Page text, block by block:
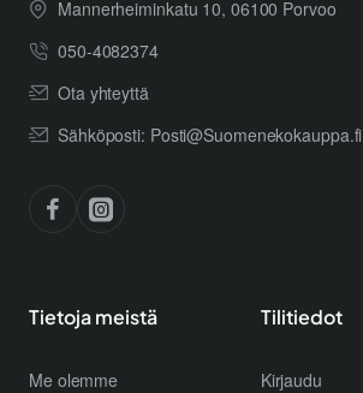
Mannerheiminkatu 10, 06100 Porvoo
050-4082374
Ota yhteyttä
Sähköposti: Posti@Suomenekokauppa.fi
Tietoja meistä
Me olemme
Tilitiedot
Kirjaudu